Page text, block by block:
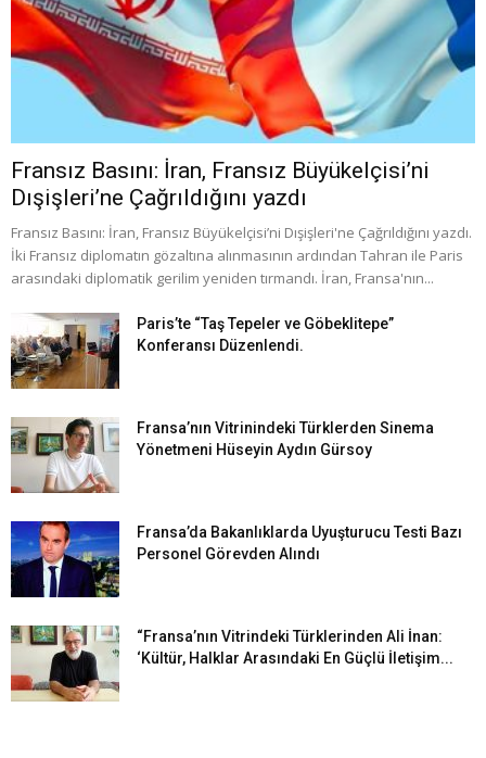
Fransız Basını: İran, Fransız Büyükelçisi’ni
Dışişleri’ne Çağrıldığını yazdı
Fransız Basını: İran, Fransız Büyükelçisi’ni Dışişleri'ne Çağrıldığını yazdı.
İki Fransız diplomatın gözaltına alınmasının ardından Tahran ile Paris
arasındaki diplomatik gerilim yeniden tırmandı. İran, Fransa'nın...
Paris’te “Taş Tepeler ve Göbeklitepe”
Konferansı Düzenlendi.
Fransa’nın Vitrinindeki Türklerden Sinema
Yönetmeni Hüseyin Aydın Gürsoy
Fransa’da Bakanlıklarda Uyuşturucu Testi Bazı
Personel Görevden Alındı
“Fransa’nın Vitrindeki Türklerinden Ali İnan:
‘Kültür, Halklar Arasındaki En Güçlü İletişim...